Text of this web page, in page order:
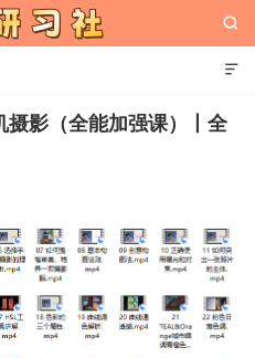
习社


摄影（全能加强课）丨全